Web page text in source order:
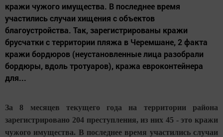
кражи чужого имущества. В последнее время
участились случаи хищения с объектов
благоустройства. Так, зарегистрированы кражи
брусчатки с территории пляжа в Черемшане, 2 факта
кражи бордюров (неустановленные лица разобрали
бордюры, вдоль тротуаров), кража евроконтейнера
для...
За 8 месяцев текущего года на территории района
зарегистрировано 204 преступления, из них 45 - это кражи
чужого имущества. В последнее время участились случаи